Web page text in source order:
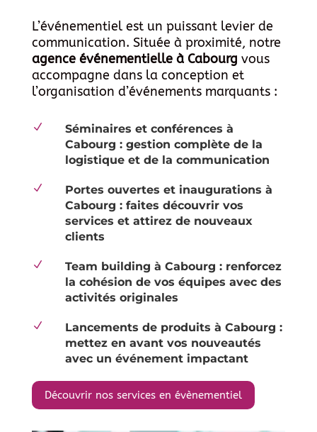
L’événementiel est un puissant levier de
communication. Située à proximité, notre
agence événementielle à Cabourg vous
accompagne dans la conception et
l’organisation d’événements marquants :
N
Séminaires et conférences à
Cabourg : gestion complète de la
logistique et de la communication
N
Portes ouvertes et inaugurations à
Cabourg : faites découvrir vos
services et attirez de nouveaux
clients
N
Team building à Cabourg : renforcez
la cohésion de vos équipes avec des
activités originales
N
Lancements de produits à Cabourg :
mettez en avant vos nouveautés
avec un événement impactant
Découvrir nos services en évènementiel